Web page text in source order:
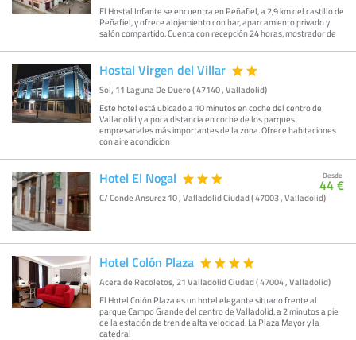
El Hostal Infante se encuentra en Peñafiel, a 2,9 km del castillo de
Peñafiel, y ofrece alojamiento con bar, aparcamiento privado y
salón compartido. Cuenta con recepción 24 horas, mostrador de
Hostal Virgen del Villar
Sol, 11 Laguna De Duero ( 47140 , Valladolid)
Este hotel está ubicado a 10 minutos en coche del centro de
Valladolid y a poca distancia en coche de los parques
empresariales más importantes de la zona. Ofrece habitaciones
con aire acondicion
Hotel El Nogal
C/ Conde Ansurez 10 , Valladolid Ciudad ( 47003 , Valladolid)
Desde
44 €
Hotel Colón Plaza
Acera de Recoletos, 21 Valladolid Ciudad ( 47004 , Valladolid)
El Hotel Colón Plaza es un hotel elegante situado frente al
parque Campo Grande del centro de Valladolid, a 2 minutos a pie
de la estación de tren de alta velocidad. La Plaza Mayor y la
catedral